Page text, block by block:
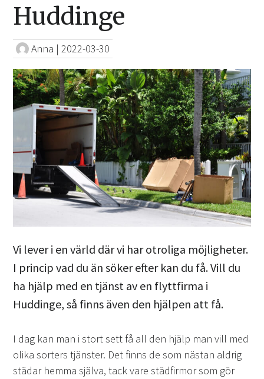
Huddinge
Anna |2022-03-30
Vi lever i en värld där vi har otroliga möjligheter.
I princip vad du än söker efter kan du få. Vill du
ha hjälp med en tjänst av en flyttfirma i
Huddinge, så finns även den hjälpen att få.
I dag kan man i stort sett få all den hjälp man vill med
olika sorters tjänster. Det finns de som nästan aldrig
städar hemma själva, tack vare städfirmor som gör